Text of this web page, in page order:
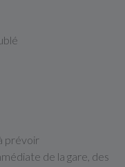
prévoir
de la gare, des